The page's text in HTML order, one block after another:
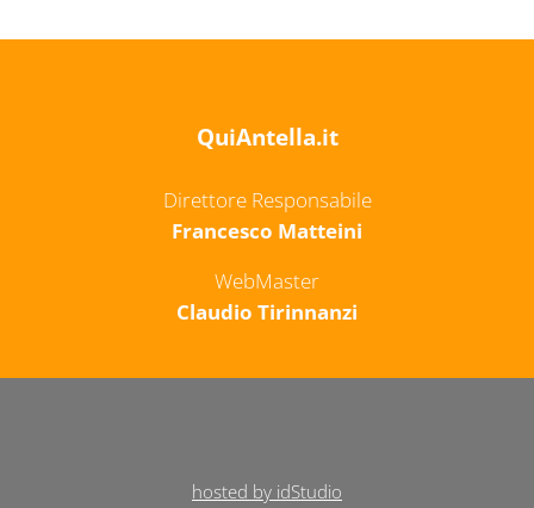
QuiAntella.it
Direttore Responsabile
Francesco Matteini
WebMaster
Claudio Tirinnanzi
hosted by idStudio